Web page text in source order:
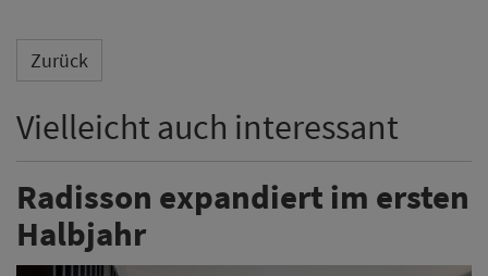
Zurück
Vielleicht auch interessant
Radisson expandiert im ersten
Halbjahr